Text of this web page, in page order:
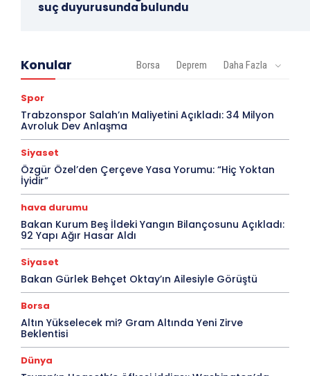
suç duyurusunda bulundu
Konular Borsa Deprem Daha Fazla
Spor
Trabzonspor Salah’ın Maliyetini Açıkladı: 34 Milyon
Avroluk Dev Anlaşma
Siyaset
Özgür Özel’den Çerçeve Yasa Yorumu: “Hiç Yoktan
İyidir”
hava durumu
Bakan Kurum Beş İldeki Yangın Bilançosunu Açıkladı:
92 Yapı Ağır Hasar Aldı
Siyaset
Bakan Gürlek Behçet Oktay’ın Ailesiyle Görüştü
Borsa
Altın Yükselecek mi? Gram Altında Yeni Zirve
Beklentisi
Dünya